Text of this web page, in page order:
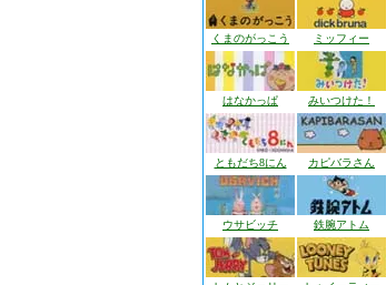
くまのがっこう ミッフィー
はなかっぱ みいつけた！
ともだち8にん カピバラさん
ウサビッチ 鉄腕アトム